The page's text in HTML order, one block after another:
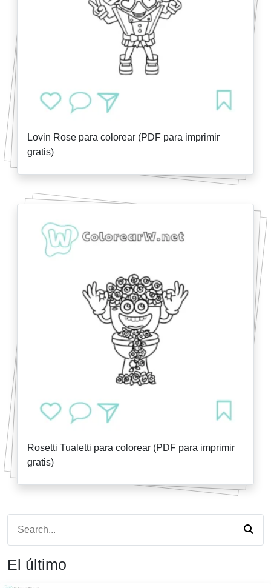
Lovin Rose para colorear (PDF para imprimir
gratis)
Rosetti Tualetti para colorear (PDF para imprimir
gratis)
El último